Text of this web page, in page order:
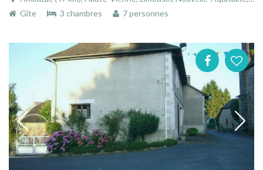
Gîte
3 chambres 7 personnes